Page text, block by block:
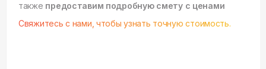
также предоставим подробную смету с ценами
Свяжитесь с нами, чтобы узнать точную стоимость.